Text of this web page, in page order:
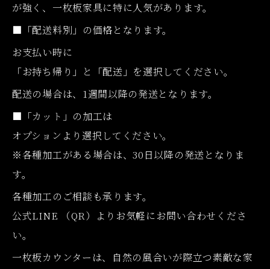
が強く、一枚板家具に特に人気があります。
■「配送料別」の価格となります。
お支払い時に
「お持ち帰り」と「配送」を選択してください。
配送の場合は、1週間以降の発送となります。
■「カット」の加工は
オプションより選択してください。
※各種加工がある場合は、30日以降の発送となりま
す。
各種加工のご相談も承ります。
公式LINE （QR）よりお気軽にお問い合わせくださ
い。
一枚板カウンターは、自然の風合いが際立つ素敵な家